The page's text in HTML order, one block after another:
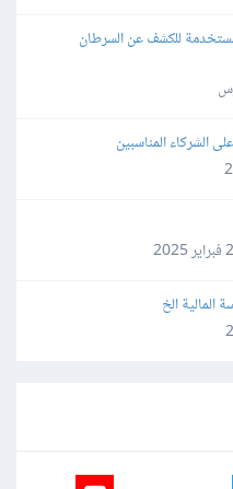
للكشف عن السرطان
الشركاء المناسبين
الخ